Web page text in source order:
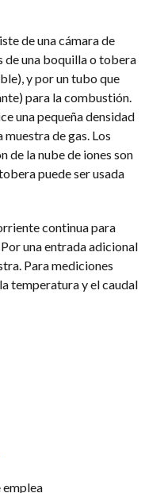
de una cámara de
de una boquilla o tobera
y por un tubo que
para la combustión.
una pequeña densidad
muestra de gas. Los
de la nube de iones son
puede ser usada
continua para
una entrada adicional
Para mediciones
temperatura y el caudal
emplea